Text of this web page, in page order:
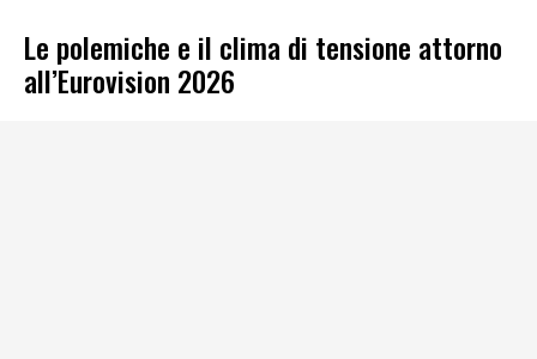
Le polemiche e il clima di tensione attorno
all’Eurovision 2026